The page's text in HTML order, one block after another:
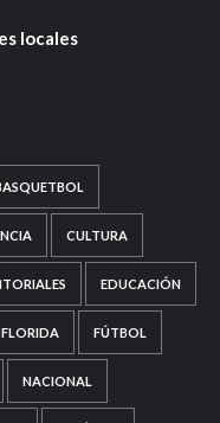
locales
CULTURA
EDUCACIÓN
FLORIDA FÚTBOL
NACIONAL